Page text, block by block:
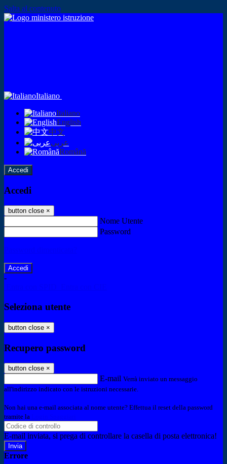
Salta al contenuto
Italiano
Italiano
English
中文
عربى
Română
Accedi
Accedi
button close ×
Nome Utente
Password
-
Seleziona utente
button close ×
Recupero password
button close ×
E-mail Verrà inviato un messaggio
all'indirizzo indicato con le istruzioni necessarie.
Non hai una e-mail associata al nome utente? Effettua il reset della password
tramite la
E-mail inviata, si prega di controllare la casella di posta elettronica!
Errore